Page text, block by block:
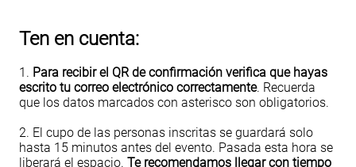
Ten en cuenta:
1. Para recibir el QR de confirmación verifica que hayas
escrito tu correo electrónico correctamente. Recuerda
que los datos marcados con asterisco son obligatorios.
2. El cupo de las personas inscritas se guardará solo
hasta 15 minutos antes del evento. Pasada esta hora se
liberará el espacio. Te recomendamos llegar con tiempo